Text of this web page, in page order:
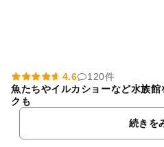
4.6
120件
魚たちやイルカショーなど水族
クも
続きを